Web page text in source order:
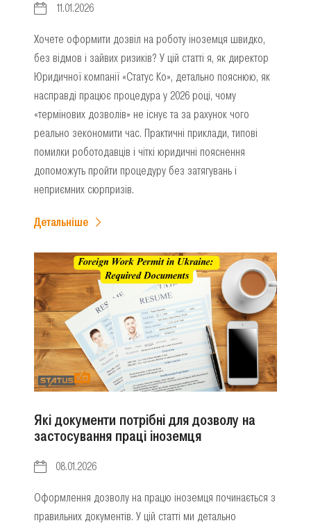
11.01.2026
Хочете оформити дозвіл на роботу іноземця швидко,
без відмов і зайвих ризиків? У цій статті я, як директор
Юридичної компанії «Статус Ко», детально пояснюю, як
насправді працює процедура у 2026 році, чому
«термінових дозволів» не існує та за рахунок чого
реально зекономити час. Практичні приклади, типові
помилки роботодавців і чіткі юридичні пояснення
допоможуть пройти процедуру без затягувань і
неприємних сюрпризів.
Детальніше
Які документи потрібні для дозволу на
застосування праці іноземця
08.01.2026
Оформлення дозволу на працю іноземця починається з
правильних документів. У цій статті ми детально